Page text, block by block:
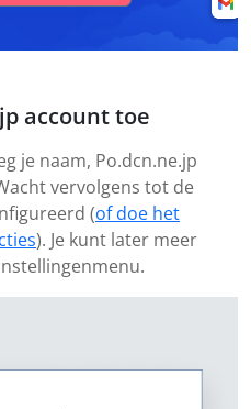
account toe
je naam, Po.dcn.ne.jp
vervolgens tot de
(of doe het
). Je kunt later meer